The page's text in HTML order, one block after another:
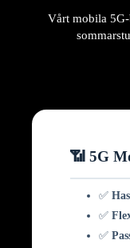
Vårt mobila
📶 5G
✅
✅
✅